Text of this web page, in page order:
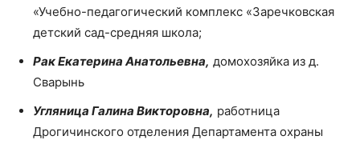
«Учебно-педагогический комплекс «Заречковская
детский сад-средняя школа;
Рак Екатерина Анатольевна, домохозяйка из д.
Сварынь
Угляница Галина Викторовна, работница
Дрогичинского отделения Департамента охраны